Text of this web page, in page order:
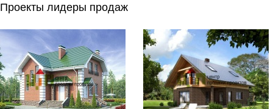
Проекты лидеры продаж